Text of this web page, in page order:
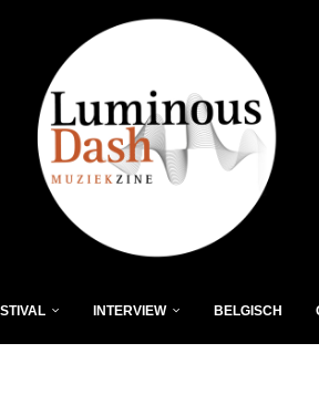
INTERVIEW BELGISCH